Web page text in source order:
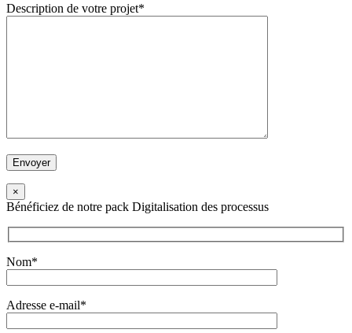
Description de votre projet*
×
Bénéficiez de notre pack Digitalisation des processus
Nom*
Adresse e-mail*